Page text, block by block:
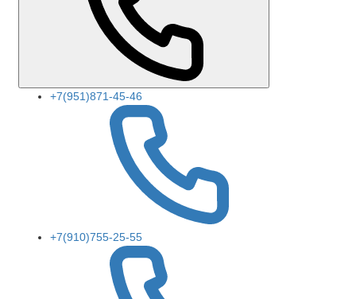
+7(951)871-45-46
+7(910)755-25-55